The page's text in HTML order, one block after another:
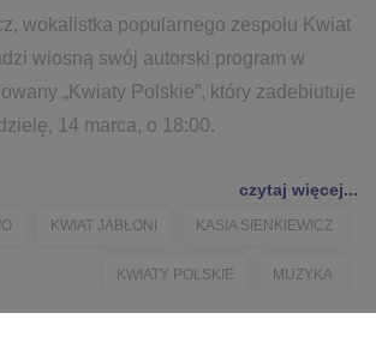
wokalistka popularnego zespołu Kwiat
wiosną swój autorski program w
„Kwiaty Polskie”, który zadebiutuje
14 marca, o 18:00.
czytaj więcej...
KWIAT JABŁONI KASIA SIENKIEWICZ
KWIATY POLSKIE MUZYKA